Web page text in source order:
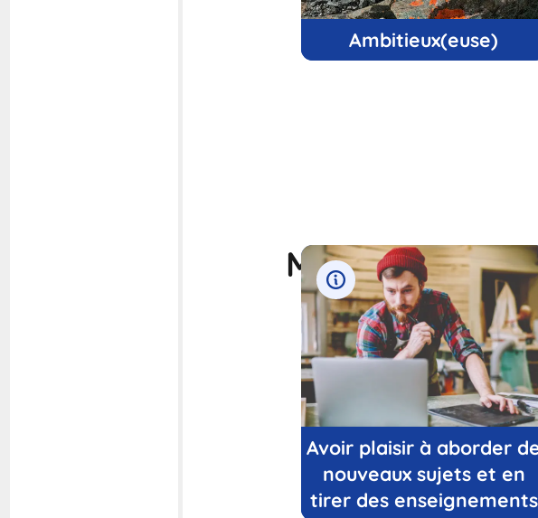
Ambitieux(euse)
Mes 3 rôles
Avoir plaisir à aborder
nouveaux sujets et en
tirer des enseignements